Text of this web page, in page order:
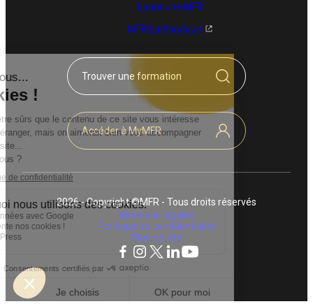
Louer une MFR
MFR La Boutique
Trouver une formation
Accéder à MyMFR
2026 - Copyright ©MFR - Tous droits réservés
Mentions légales
Politique de confidentialité
Plan de site